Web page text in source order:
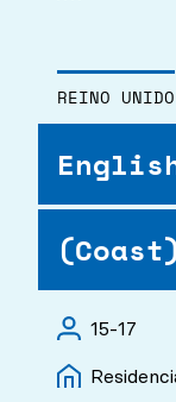
REINO UNIDO
(Coast)
15-17